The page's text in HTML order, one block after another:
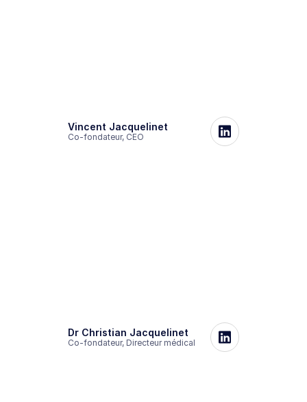
Vincent Jacquelinet
Co-fondateur, CEO
Dr Christian Jacquelinet
Co-fondateur, Directeur médical